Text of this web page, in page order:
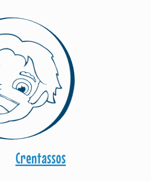
Crentassos